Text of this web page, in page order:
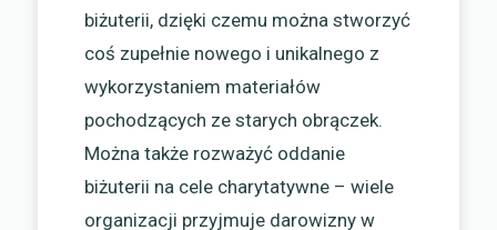
biżuterii, dzięki czemu można stworzyć
coś zupełnie nowego i unikalnego z
wykorzystaniem materiałów
pochodzących ze starych obrączek.
Można także rozważyć oddanie
biżuterii na cele charytatywne – wiele
organizacji przyjmuje darowizny w